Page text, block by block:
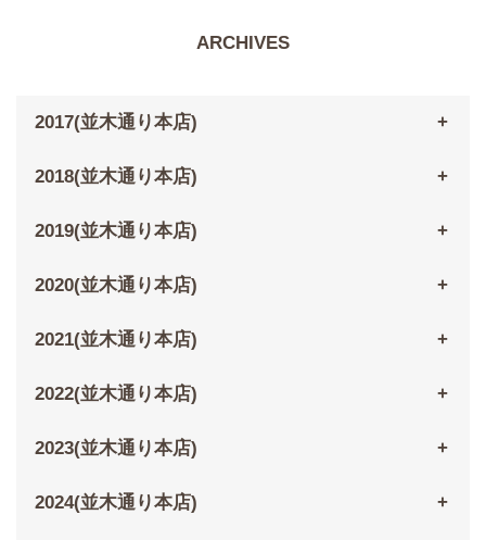
ARCHIVES
2017(並木通り本店)
2018(並木通り本店)
2019(並木通り本店)
2020(並木通り本店)
2021(並木通り本店)
2022(並木通り本店)
2023(並木通り本店)
2024(並木通り本店)